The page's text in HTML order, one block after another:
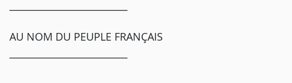
AU NOM DU PEUPLE FRANÇAIS